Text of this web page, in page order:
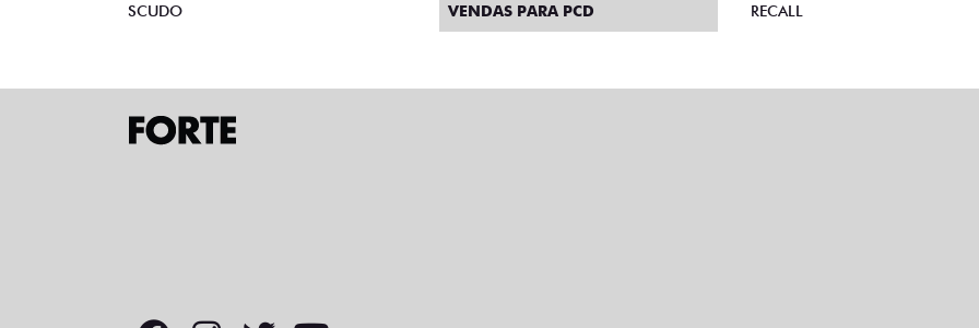
SCUDO VENDAS PARA PCD RECALL